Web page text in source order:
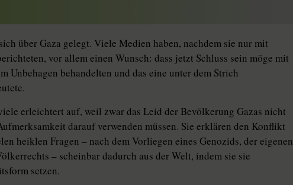
über Gaza gelegt. Viele Medien haben, nachdem sie nur mit
vor allem einen Wunsch: dass jetzt Schluss sein möge mit
Unbehagen behandelten und das eine unter dem Strich
erleichtert auf, weil zwar das Leid der Bevölkerung Gazas nicht
darauf verwenden müssen. Sie erklären den Konflikt
heiklen Fragen – nach dem Vorliegen eines Genozids, der eigenen
– scheinbar dadurch aus der Welt, indem sie sie
setzen.